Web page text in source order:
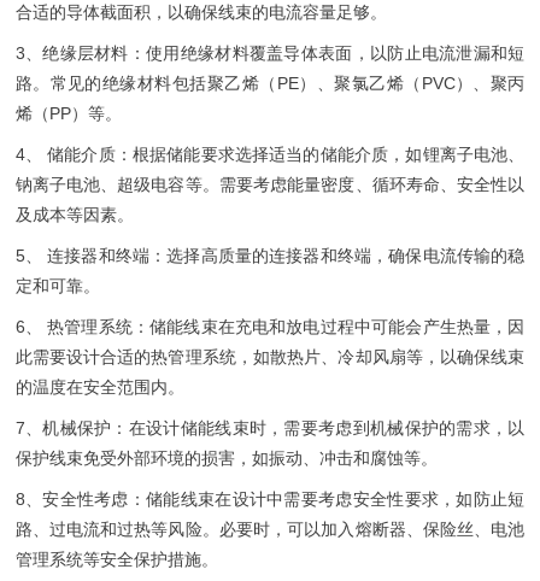
合适的导体截面积，以确保线束的电流容量足够。
3、绝缘层材料：使用绝缘材料覆盖导体表面，以防止电流泄漏和短
路。常见的绝缘材料包括聚乙烯（PE）、聚氯乙烯（PVC）、聚丙
烯（PP）等。
4、 储能介质：根据储能要求选择适当的储能介质，如锂离子电池、
钠离子电池、超级电容等。需要考虑能量密度、循环寿命、安全性以
及成本等因素。
5、 连接器和终端：选择高质量的连接器和终端，确保电流传输的稳
定和可靠。
6、 热管理系统：储能线束在充电和放电过程中可能会产生热量，因
此需要设计合适的热管理系统，如散热片、冷却风扇等，以确保线束
的温度在安全范围内。
7、机械保护：在设计储能线束时，需要考虑到机械保护的需求，以
保护线束免受外部环境的损害，如振动、冲击和腐蚀等。
8、安全性考虑：储能线束在设计中需要考虑安全性要求，如防止短
路、过电流和过热等风险。必要时，可以加入熔断器、保险丝、电池
管理系统等安全保护措施。